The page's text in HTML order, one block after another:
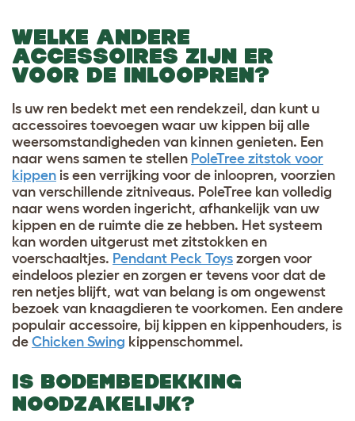
WELKE ANDERE
ACCESSOIRES ZIJN ER
VOOR DE INLOOPREN?
Is uw ren bedekt met een rendekzeil, dan kunt u
accessoires toevoegen waar uw kippen bij alle
weersomstandigheden van kinnen genieten. Een
naar wens samen te stellen PoleTree zitstok voor
kippen is een verrijking voor de inloopren, voorzien
van verschillende zitniveaus. PoleTree kan volledig
naar wens worden ingericht, afhankelijk van uw
kippen en de ruimte die ze hebben. Het systeem
kan worden uitgerust met zitstokken en
voerschaaltjes. Pendant Peck Toys zorgen voor
eindeloos plezier en zorgen er tevens voor dat de
ren netjes blijft, wat van belang is om ongewenst
bezoek van knaagdieren te voorkomen. Een andere
populair accessoire, bij kippen en kippenhouders, is
de Chicken Swing kippenschommel.
IS BODEMBEDEKKING
NOODZAKELIJK?